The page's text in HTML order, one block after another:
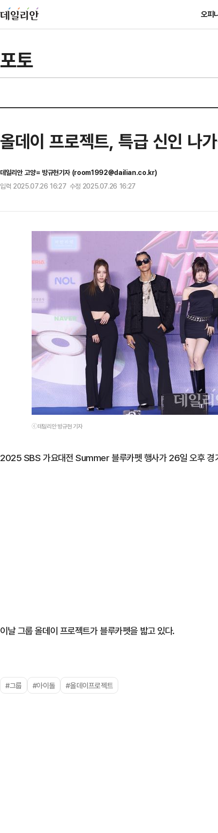
오피
포토
올데이 프로젝트, 특급 신인 나
데일리안 고양= 방규현기자 (room1992@dailian.co.kr)
입력 2025.07.26 16:27 수정 2025.07.26 16:27
ⓒ데일리안 방규현 기자
2025 SBS 가요대전 Summer 블루카펫 행사가 26일 오후 경
이날 그룹 올데이 프로젝트가 블루카펫을 밟고 있다.
#그룹 #아이돌 #올데이프로젝트